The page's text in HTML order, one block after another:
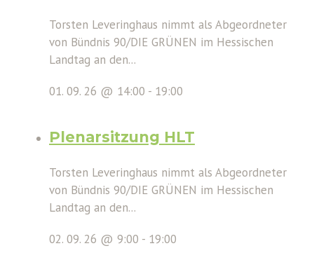
Torsten Leveringhaus nimmt als Abgeordneter
von Bündnis 90/DIE GRÜNEN im Hessischen
Landtag an den...
01. 09. 26 @ 14:00 - 19:00
Plenarsitzung HLT
Torsten Leveringhaus nimmt als Abgeordneter
von Bündnis 90/DIE GRÜNEN im Hessischen
Landtag an den...
02. 09. 26 @ 9:00 - 19:00